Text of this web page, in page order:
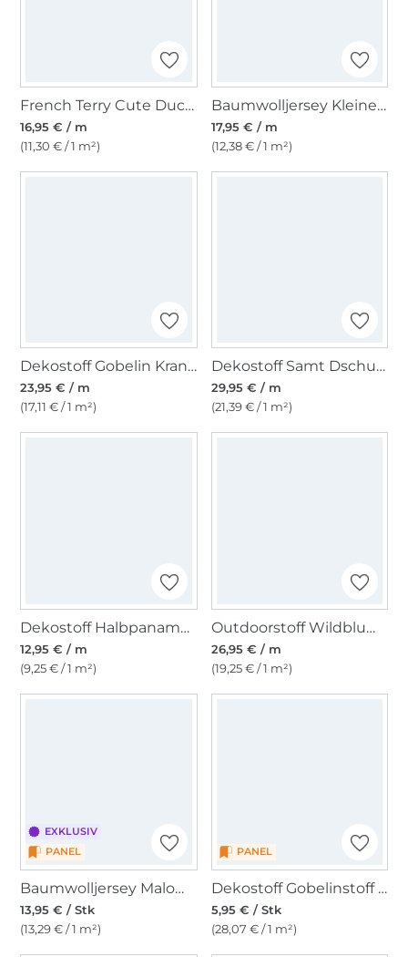
French Terry Cute Ducks, nude
16,95 € / m
(11,30 € / 1 m²)
Baumwolljersey Kleine Robbe, natur
17,95 € / m
(12,38 € / 1 m²)
Dekostoff Gobelin Kraniche, schwarz
23,95 € / m
(17,11 € / 1 m²)
Dekostoff Samt Dschungel, olivgrün
29,95 € / m
(21,39 € / 1 m²)
Dekostoff Halbpanama Bienen
12,95 € / m
(9,25 € / 1 m²)
Outdoorstoff Wildblumenwiese, hellgrün
26,95 € / m
(19,25 € / 1 m²)
EXKLUSIV
PANEL
Baumwolljersey Malomi Panel If you only knew 150 x 65 cm
13,95 € / Stk
(13,29 € / 1 m²)
PANEL
Dekostoff Gobelinstoff Panel Krabbe, 46 x 46 cm
5,95 € / Stk
(28,07 € / 1 m²)